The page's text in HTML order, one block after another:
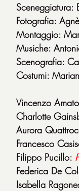
Sceneggiatura:
Fotografia:
Montaggio:
Musiche:
Scenografia:
Costumi:
Vincenzo
Charlotte
Aurora
Francesco
Filippo Pucillo:
Federica De
Isabella